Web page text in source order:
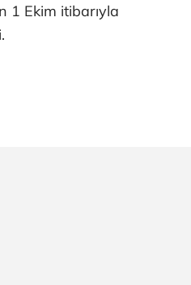
1 Ekim itibarıyla